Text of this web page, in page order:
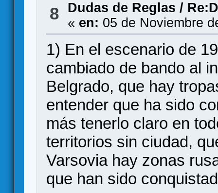
8 Dudas de Reglas /
« en: 05 de Noviembre
1) En el escenario de
cambiado de bando al
Belgrado, que hay
entender que ha sido
más tenerlo claro en
territorios sin ciudad,
Varsovia hay zonas
que han sido